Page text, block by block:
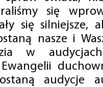
się
się silniejsze,
nasze i
w
audycje